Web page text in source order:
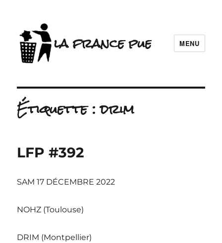
la france pue MENU
Étiquette :drim
LFP #392
SAM 17 DÉCEMBRE 2022
NOHZ (Toulouse)
DRIM (Montpellier)